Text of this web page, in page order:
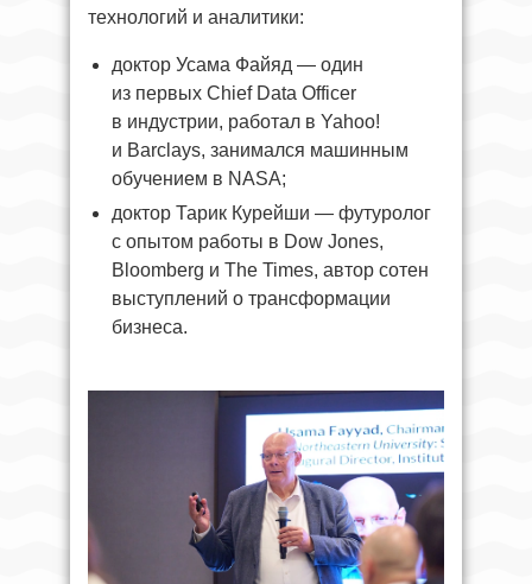
технологий и аналитики:
доктор Усама Файяд — один
из первых Chief Data Officer
в индустрии, работал в Yahoo!
и Barclays, занимался машинным
обучением в NASA;
доктор Тарик Курейши — футуролог
с опытом работы в Dow Jones,
Bloomberg и The Times, автор сотен
выступлений о трансформации
бизнеса.